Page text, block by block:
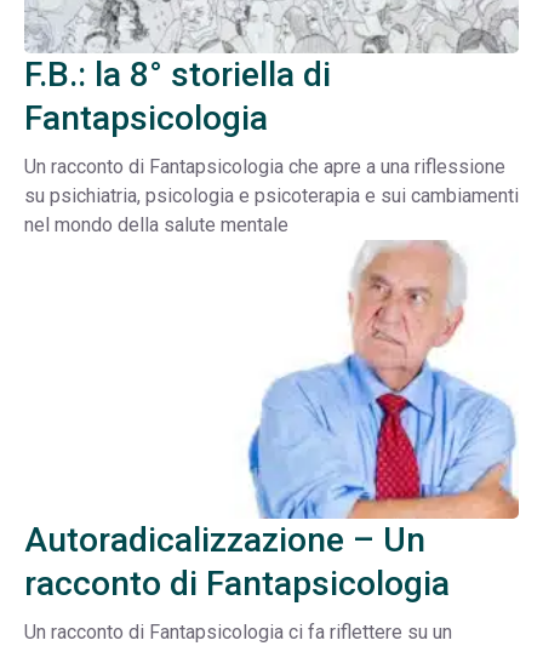
F.B.: la 8° storiella di
Fantapsicologia
Un racconto di Fantapsicologia che apre a una riflessione
su psichiatria, psicologia e psicoterapia e sui cambiamenti
nel mondo della salute mentale
Autoradicalizzazione – Un
racconto di Fantapsicologia
Un racconto di Fantapsicologia ci fa riflettere su un